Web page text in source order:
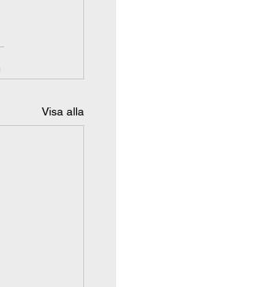
Visa alla